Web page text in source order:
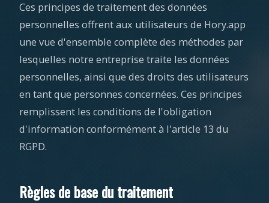
Ces principes de traitement des données
personnelles offrent aux utilisateurs de Hory.app
une vue d'ensemble complète des méthodes par
lesquelles notre entreprise traite les données
personnelles, ainsi que des droits des utilisateurs
en tant que personnes concernées. Ces principes
remplissent les conditions de l'obligation
d'information conformément à l'article 13 du
RGPD.
Règles de base du traitement